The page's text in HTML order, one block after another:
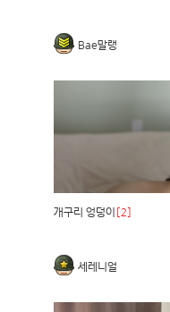
Bae말랭
개구리 엉덩이 [2]
세레니얼